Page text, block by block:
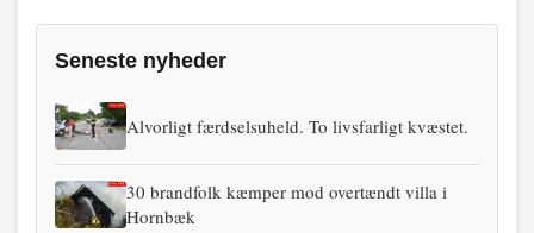
Seneste nyheder
Alvorligt færdselsuheld. To livsfarligt kvæstet.
30 brandfolk kæmper mod overtændt villa i
Hornbæk